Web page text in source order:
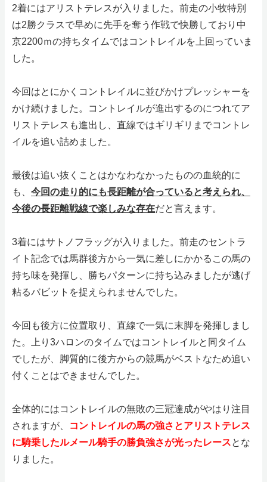
2着にはアリストテレスが入りました。前走の小牧特別
は2勝クラスで早めに先手を奪う作戦で快勝しており中
京2200ｍの持ちタイムではコントレイルを上回っていま
した。
今回はとにかくコントレイルに並びかけプレッシャーを
かけ続けました。コントレイルが進出するのにつれてア
リストテレスも進出し、直線ではギリギリまでコントレ
イルを追い詰めました。
最後は追い抜くことはかなわなかったものの血統的に
も、 今回の走り的にも長距離が合っていると考えられ、
今後の長距離戦線で楽しみな存在だと言えます。
3着にはサトノフラッグが入りました。前走のセントラ
イト記念では馬群後方から一気に差しにかかるこの馬の
持ち味を発揮し、勝ちパターンに持ち込みましたが逃げ
粘るバビットを捉えられませんでした。
今回も後方に位置取り、直線で一気に末脚を発揮しまし
た。上り3ハロンのタイムではコントレイルと同タイム
でしたが、脚質的に後方からの競馬がベストなため追い
付くことはできませんでした。
全体的にはコントレイルの無敗の三冠達成がやはり注目
されますが、
コントレイルの馬の強さとアリストテレス
に騎乗したルメール騎手の勝負強さが光ったレースとな
りました。